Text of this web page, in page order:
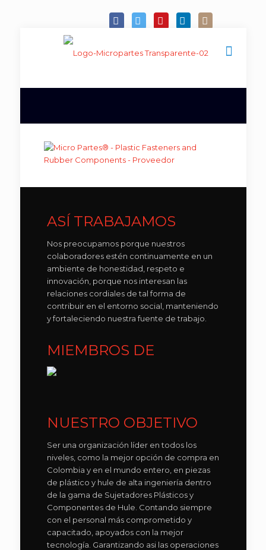
ASÍ TRABAJAMOS
Nos preocupamos porque nuestros
colaboradores estén continuamente en un
ambiente de honestidad, respeto e
innovación, porque nos interesan las
relaciones cordiales de tal forma de
contribuir en el entorno social, manteniendo
y fortaleciendo nuestra fuente de trabajo.
MIEMBROS DE
NUESTRO OBJETIVO
Ser una organización líder en todos los
niveles, como la mejor opción de compra en
Colombia y en el mundo entero, en piezas
de plástico y hule de alta ingeniería dentro
de la gama de Sujetadores Plásticos y
Componentes de Hule. Contando siempre
con el personal más comprometido y
capacitado, apoyados con la mejor
tecnología. Garantizando asi las operaciones